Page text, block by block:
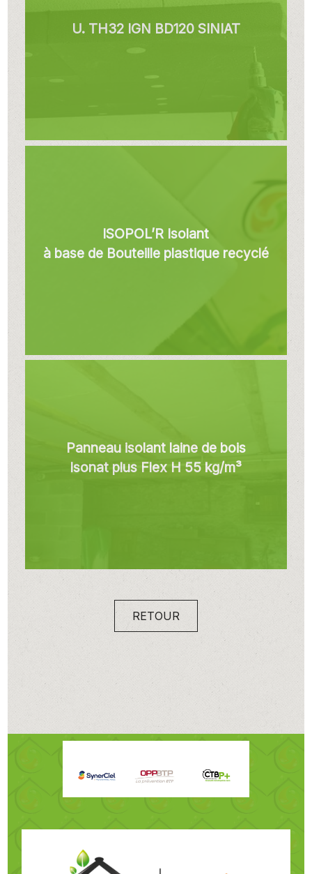
U. TH32 IGN BD120 SINIAT
ISOPOL’R Isolant
à base de Bouteille plastique recyclé
Panneau isolant laine de bois
Isonat plus Flex H 55 kg/m³
RETOUR